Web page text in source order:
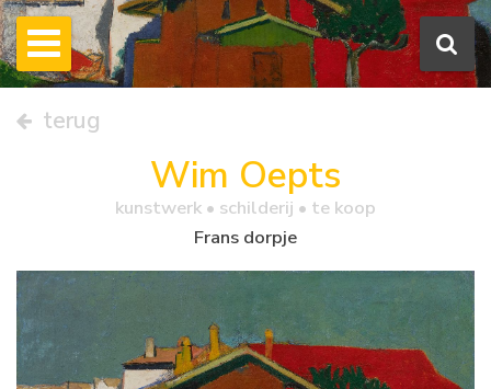
terug
Wim Oepts
kunstwerk • schilderij • te koop
Frans dorpje